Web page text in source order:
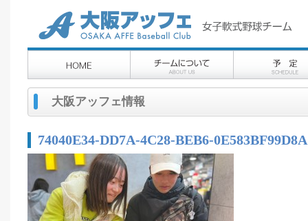
大阪アッフェ情報
74040E34-DD7A-4C28-BEB6-0E583BF99D8A